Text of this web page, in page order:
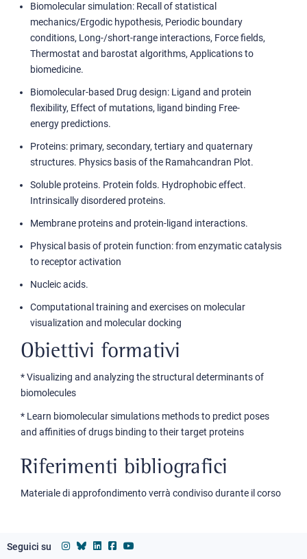
Biomolecular simulation: Recall of statistical
mechanics/Ergodic hypothesis, Periodic boundary
conditions, Long-/short-range interactions, Force fields,
Thermostat and barostat algorithms, Applications to
biomedicine.
Biomolecular-based Drug design: Ligand and protein
flexibility, Effect of mutations, ligand binding Free-
energy predictions.
Proteins: primary, secondary, tertiary and quaternary
structures. Physics basis of the Ramahcandran Plot.
Soluble proteins. Protein folds. Hydrophobic effect.
Intrinsically disordered proteins.
Membrane proteins and protein-ligand interactions.
Physical basis of protein function: from enzymatic catalysis
to receptor activation
Nucleic acids.
Computational training and exercises on molecular
visualization and molecular docking
Obiettivi formativi
* Visualizing and analyzing the structural determinants of
biomolecules
* Learn biomolecular simulations methods to predict poses
and affinities of drugs binding to their target proteins
Riferimenti bibliografici
Materiale di approfondimento verrà condiviso durante il corso
Seguici su